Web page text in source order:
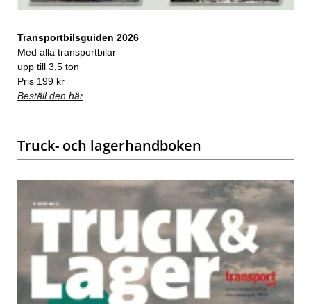
Transportbilsguiden 2026
Med alla transportbilar
upp till 3,5 ton
Pris 199 kr
Beställ den här
Truck- och lagerhandboken